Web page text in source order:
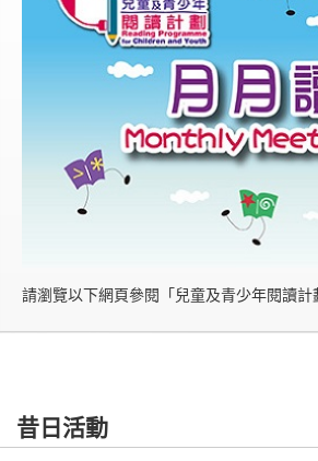
請瀏覽以下網頁參閱「兒童及青少年閱讀計
昔日活動